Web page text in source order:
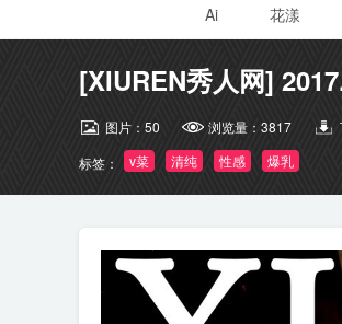
Ai
花漾
[XIUREN秀人网]
图片： 50 浏览量： 3817
标签：
v菜 清纯 性感 爆乳